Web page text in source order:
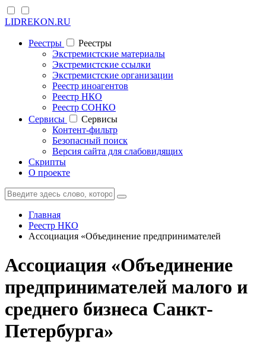
LIDREKON.RU
Реестры
Реестры
Экстремистские материалы
Экстремистские ссылки
Экстремистские организации
Реестр иноагентов
Реестр НКО
Реестр СОНКО
Cервисы
Cервисы
Контент-фильтр
Безопасный поиск
Версия сайта для слабовидящих
Скрипты
О проекте
Главная
Реестр НКО
Ассоциация «Объединение предпринимателей
Ассоциация «Объединение
предпринимателей малого и
среднего бизнеса Санкт-
Петербурга»